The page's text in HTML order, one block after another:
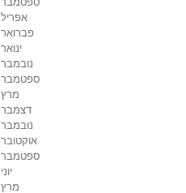
אפריל 2018
פברואר 2018
ינואר 2018
נובמבר 2017
ספטמבר 2017
מרץ 2017
דצמבר 2016
נובמבר 2016
אוקטובר 2016
ספטמבר 2016
יוני 2016
מרץ 2016